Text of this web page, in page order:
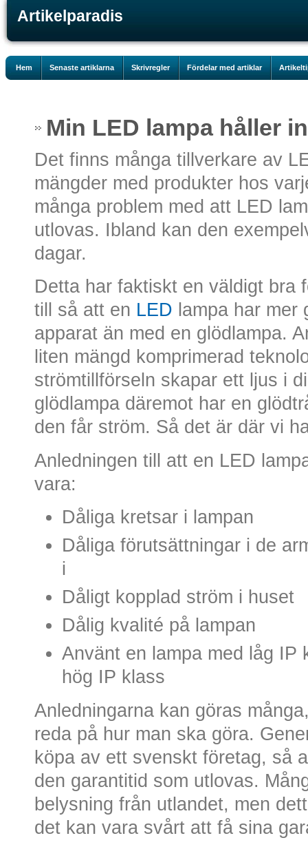
Artikelparadis
Hem Senaste artiklarna Skrivregler Fördelar med artiklar
Min LED lampa håller
Det finns många tillverkare av
mängder med produkter hos
många problem med att LED
utlovas. Ibland kan den
dagar.
Detta har faktiskt en väldigt bra
till så att en LED lampa har mer
apparat än med en glödlampa.
liten mängd komprimerad
strömtillförseln skapar ett ljus i
glödlampa däremot har en
den får ström. Så det är där vi
Anledningen till att en LED
vara:
Dåliga kretsar i lampan
Dåliga förutsättningar i de
i
Dåligt kopplad ström i huset
Dålig kvalité på lampan
Använt en lampa med låg IP
hög IP klass
Anledningarna kan göras
reda på hur man ska göra.
köpa av ett svenskt företag, så
den garantitid som utlovas.
belysning från utlandet, men
det kan vara svårt att få sina